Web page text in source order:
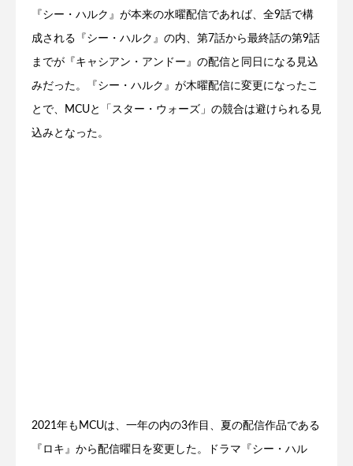
『シー・ハルク』が本来の水曜配信であれば、全9話で構
成される『シー・ハルク』の内、第7話から最終話の第9話
までが『キャシアン・アンドー』の配信と同日になる見込
みだった。『シー・ハルク』が木曜配信に変更になったこ
とで、MCUと「スター・ウォーズ」の競合は避けられる見
込みとなった。
2021年もMCUは、一年の内の3作目、夏の配信作品である
『ロキ』から配信曜日を変更した。ドラマ『シー・ハル